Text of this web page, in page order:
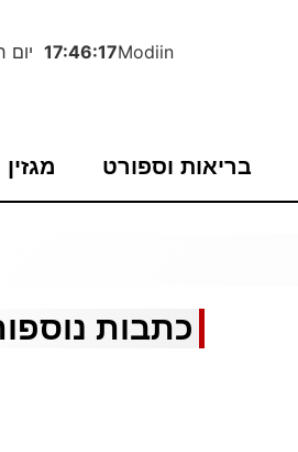
Modiin
17:46:18 יום
בריאות וספורט מגזין
כתבות